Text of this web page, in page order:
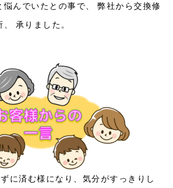
悩んでいたとの事で、 弊社から交換修
承りました。
ずに済む様になり、気分がすっきりし